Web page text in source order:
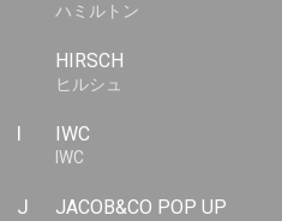
ハミルトン
HIRSCH
ヒルシュ
IWC
IWC
J
JACOB&CO POP UP